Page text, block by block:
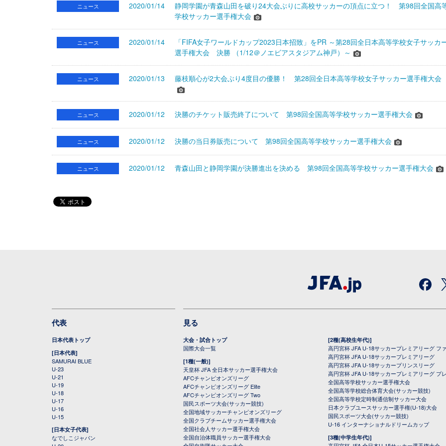
ニュース 2020/01/14
静岡学園が青森山田を破り24大会ぶりに高校サッカーの頂点に立つ！ 第98回全国高
学校サッカー選手権大会
ニュース 2020/01/14
「FIFA女子ワールドカップ2023日本招致」をPR ～第28回全日本高等学校女子サッカ
選手権大会 決勝 （1/12＠ノエビアスタジアム神戸）～
ニュース 2020/01/13 藤枝順心が2大会ぶり4度目の優勝！ 第28回全日本高等学校女子サッカー選手権大会
ニュース 2020/01/12 決勝のチケット販売終了について 第98回全国高等学校サッカー選手権大会
ニュース 2020/01/12 決勝の当日券販売について 第98回全国高等学校サッカー選手権大会
ニュース 2020/01/12 青森山田と静岡学園が決勝進出を決める 第98回全国高等学校サッカー選手権大会
代表
日本代表トップ
[日本代表]
SAMURAI BLUE
U-23
U-21
U-19
U-18
U-17
U-16
U-15
[日本女子代表]
なでしこジャパン
見る
大会・試合トップ
国際大会一覧
[1種(一般)]
天皇杯 JFA 全日本サッカー選手権大会
AFCチャンピオンズリーグ
AFCチャンピオンズリーグ Elite
AFCチャンピオンズリーグ Two
国民スポーツ大会(サッカー競技)
全国地域サッカーチャンピオンズリーグ
全国クラブチームサッカー選手権大会
全国社会人サッカー選手権大会
全国自治体職員サッカー選手権大会
[2種(高校生年代)]
高円宮杯 JFA U-18サッカープレミアリーグ フ
高円宮杯 JFA U-18サッカープレミアリーグ
高円宮杯 JFA U-18サッカープリンスリーグ
高円宮杯 JFA U-18サッカープレミアリーグ プ
全国高等学校サッカー選手権大会
全国高等学校総合体育大会(サッカー競技)
全国高等学校定時制通信制サッカー大会
日本クラブユースサッカー選手権(U-18)大会
国民スポーツ大会(サッカー競技)
U-16 インターナショナルドリームカップ
[3種(中学生年代)]